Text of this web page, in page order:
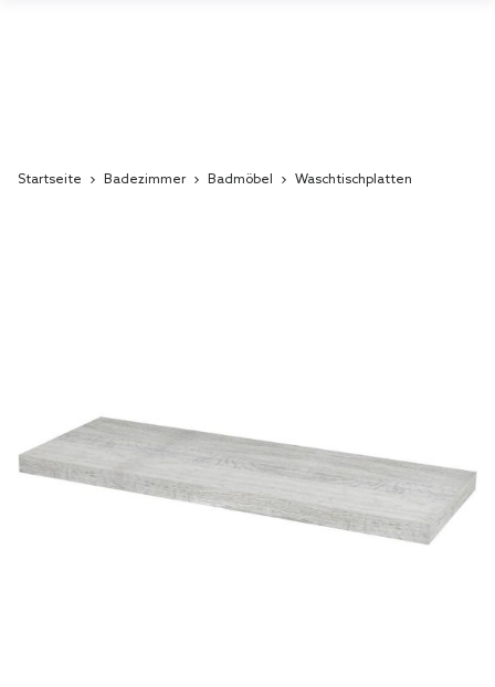
Startseite Badezimmer Badmöbel Waschtischplatten
gallery